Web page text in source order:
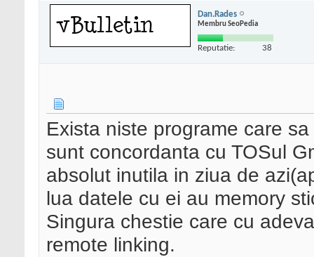
Dan.Rades
Membru SeoPedia
Reputatie: 38
Exista niste programe care
sunt concordanta cu TOSul
absolut inutila in ziua de
lua datele cu ei au memory
Singura chestie care cu
remote linking.